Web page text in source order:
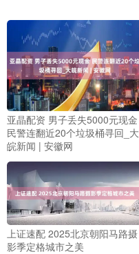
亚晶配资 男子丢失5000元现金
民警连翻近20个垃圾桶寻回_大
皖新闻 | 安徽网
上证速配 2025北京朝阳马路摄
影季定格城市之美